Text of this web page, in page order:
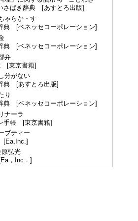
さばき辞典 [あすとろ出版]
ゃらか・す
典 [ベネッセコーポレーション]
典 [ベネッセコーポレーション]
弁
[東京書籍]
分がない
典 [あすとろ出版]
り
典 [ベネッセコーポレーション]
ナーラ
手帳 [東京書籍]
ブティー
弘光
，Inc．]